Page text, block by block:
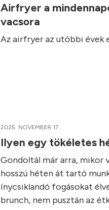
Airfryer a
vacsora
Az airfryer az utóbbi évek
2025. NOVEMBER 17.
Ilyen egy tökéletes
Gondoltál már arra, mikor
hosszú héten át tartó
ínycsiklandó fogásokat
brunch, nem pusztán az